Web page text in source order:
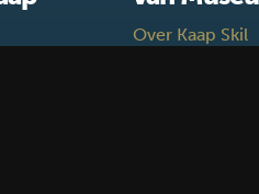
Over Kaap Skil